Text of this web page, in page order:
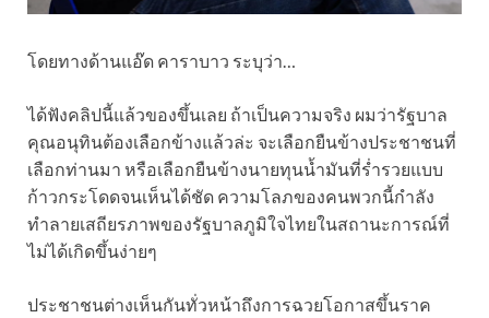
โดยทางด้านแอ๊ด คาราบาว ระบุว่า…
ได้ฟังคลิปนี้แล้วของขึ้นเลย ถ้าเป็นความจริง ผมว่ารัฐบาล
คุณอนุทินต้องเลือกข้างแล้วล่ะ จะเลือกยืนข้างประชาชนที่
เลือกท่านมา หรือเลือกยืนข้างนายทุนน้ำมันที่ร่ำรวยแบบ
ก้าวกระโดดจนเห็นได้ชัด ความโลภของคนพวกนี้กำลัง
ทำลายเสถียรภาพของรัฐบาลภูมิใจไทยในสถานะการณ์ที่
ไม่ได้เกิดขึ้นง่ายๆ
ประชาชนต่างเห็นกันทั่วหน้าถึงการฉวยโอกาสขึ้นราค